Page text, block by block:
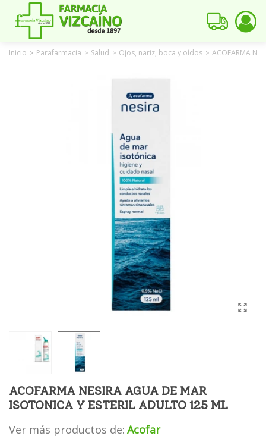
Inicio > Parafarmacia > Salud > Ojos, nariz, boca y oídos > ACOFARMA
ACOFARMA NESIRA AGUA DE MAR
ISOTONICA Y ESTERIL ADULTO 125 ML
Ver más productos de: Acofar